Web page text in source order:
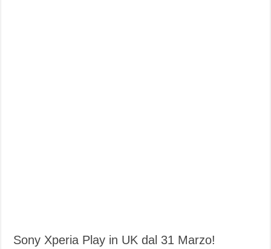
Sony Xperia Play in UK dal 31 Marzo!